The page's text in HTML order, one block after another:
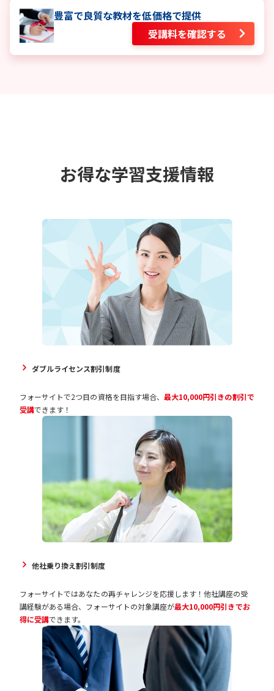
豊富で良質な教材を低価格で提供
受講料を確認する
お得な学習支援情報
ダブルライセンス割引制度
フォーサイトで2つ目の資格を目指す場合、 最大10,000円引きの割引で
受講できます！
他社乗り換え割引制度
フォーサイトではあなたの再チャレンジを応援します！他社講座の受
講経験がある場合、フォーサイトの対象講座が最大10,000円引きでお
得に受講できます。